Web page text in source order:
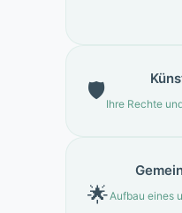
🛡️
Ihre Rechte
🌟Aufbau eines